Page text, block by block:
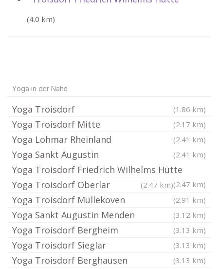
(4.0 km)
Yoga in der Nähe
Yoga Troisdorf (1.86 km)
Yoga Troisdorf Mitte (2.17 km)
Yoga Lohmar Rheinland (2.41 km)
Yoga Sankt Augustin (2.41 km)
Yoga Troisdorf Friedrich Wilhelms Hütte
(2.47 km)
Yoga Troisdorf Oberlar (2.47 km)
Yoga Troisdorf Müllekoven (2.91 km)
Yoga Sankt Augustin Menden (3.12 km)
Yoga Troisdorf Bergheim (3.13 km)
Yoga Troisdorf Sieglar (3.13 km)
Yoga Troisdorf Berghausen (3.13 km)